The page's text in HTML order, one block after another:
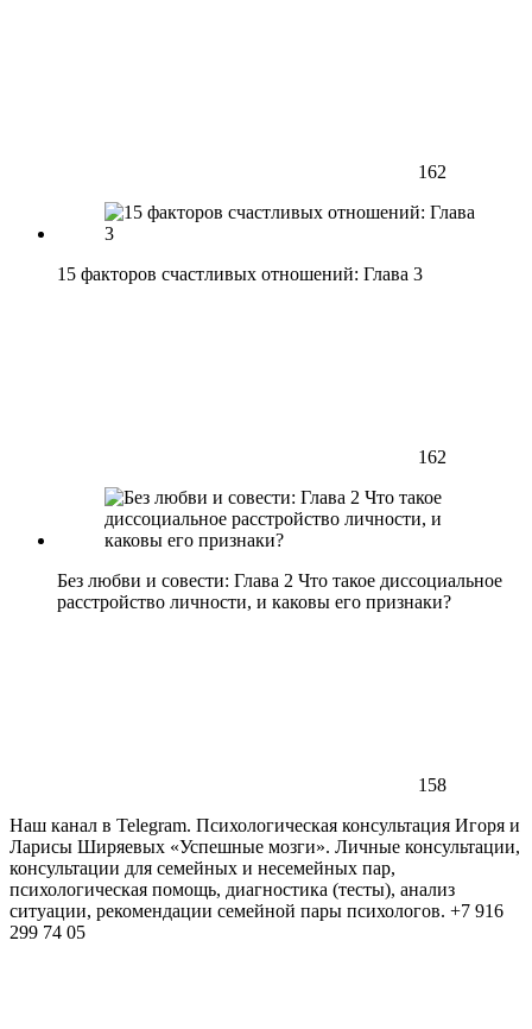
162
15 факторов счастливых отношений: Глава 3
162
Без любви и совести: Глава 2 Что такое диссоциальное
расстройство личности, и каковы его признаки?
158
Наш канал в Telegram. Психологическая консультация Игоря и
Ларисы Ширяевых «Успешные мозги». Личные консультации,
консультации для семейных и несемейных пар,
психологическая помощь, диагностика (тесты), анализ
ситуации, рекомендации семейной пары психологов. +7 916
299 74 05